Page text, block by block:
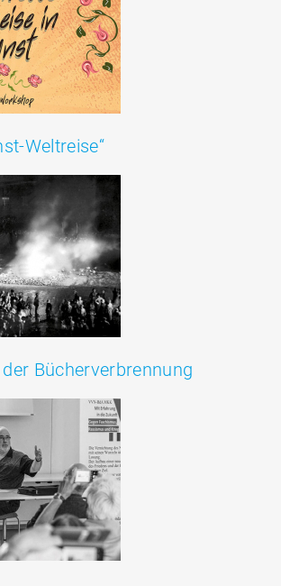
Weltreise“
Bücherverbrennung